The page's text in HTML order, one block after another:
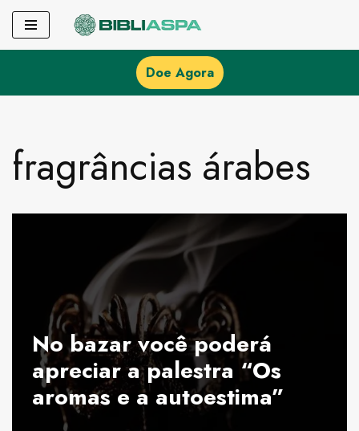
Pular
o
Doe Agora
fragrâncias árabes
No bazar você poderá
apreciar a palestra “Os
aromas e a autoestima”